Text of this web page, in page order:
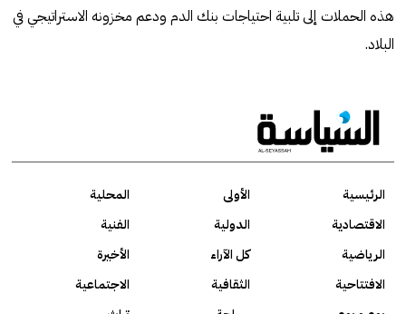
هذه الحملات إلى تلبية احتياجات بنك الدم ودعم مخزونه الاستراتيجي في
البلاد.
الرئيسية الأولى
المحلية
الاقتصادية
الدولية
الفنية
الرياضية
كل الآراء
الأخيرة
الافتتاحية
الثقافية
الاجتماعية